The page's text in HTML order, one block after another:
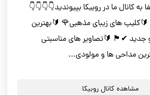
به کانال ما در روبیکا بپیوندید👇👇👇👇
های زیبای مذهبی🌹 🔰بهترین
✔🏴 🔰تصاویر های مناسبتی
مداحی ها و مولودی...
مشاهده کانال روبیکا